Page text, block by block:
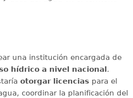
una institución encargada de
hídrico a nivel nacional.
otorgar licenciaspara el
coordinar la planificación del